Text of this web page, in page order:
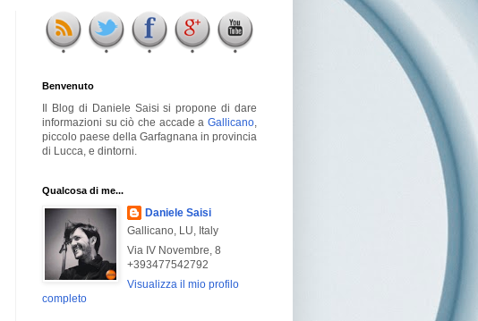
Benvenuto
Il Blog di Daniele Saisi si propone di dare
informazioni su ciò che accade a Gallicano
piccolo paese della Garfagnana in provincia
di Lucca, e dintorni.
Qualcosa di me...
Daniele Saisi
Gallicano, LU, Italy
Via IV Novembre, 8
+393477542792
Visualizza il mio profilo
completo